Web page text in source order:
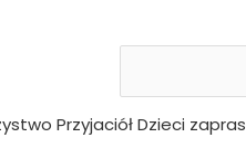
Przyjaciół Dzieci